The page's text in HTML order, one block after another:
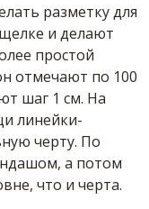
разметку для
и делают
простой
отмечают по 100
шаг 1 см. На
линейки-
черту. По
а потом
что и черта.